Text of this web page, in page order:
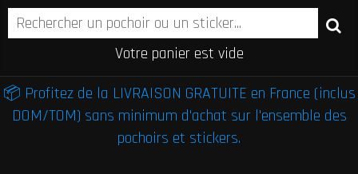
Votre panier est vide
📦 Profitez de la LIVRAISON GRATUITE en France (inclus
DOM/TOM) sans minimum d'achat sur l'ensemble des
pochoirs et stickers.